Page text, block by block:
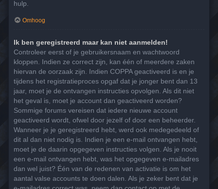
hulp.
Omhoog
Ik ben geregistreerd maar kan niet aanmelden!
Controleer eerst of je gebruikersnaam en wachtwoord
kloppen. Indien ze correct zijn, kan één of meerdere zaken
hiervan de oorzaak zijn. Indien COPPA geactiveerd is en je
tijdens het registratieproces opgaf dat je jonger bent dan 13
jaar, moet je de ontvangen instructies opvolgen. Als dit niet
het geval is, moet je account dan geactiveerd worden?
Sommige forums vereisen dat iedere nieuwe account
geactiveerd wordt, ofwel door jezelf of door een beheerder.
Wanneer je je geregistreerd hebt, werd ook medegedeeld of
dit al dan niet nodig is. Indien je een e-mail ontvangen hebt,
moet je de daarin opgegeven instructies volgen. Als je nooit
een e-mail ontvangen hebt, was het opgegeven e-mailadres
dan wel juist? Één van de redenen van activatie is om het
aantal valse accounts te doen dalen. Als je zeker bent dat je